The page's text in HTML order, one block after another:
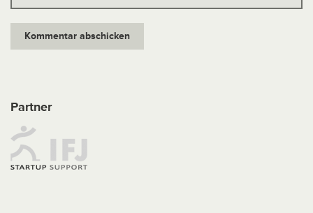
Partner